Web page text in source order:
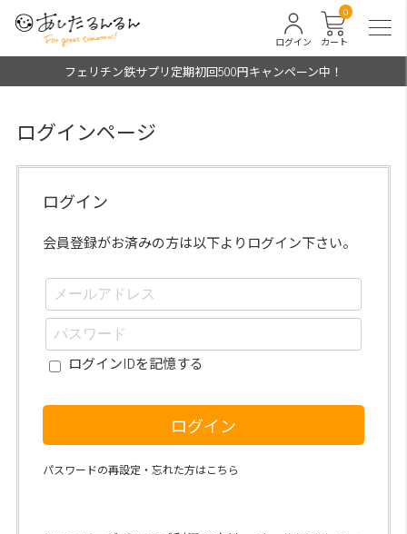
カート
0
ログイン
フェリチン鉄サプリ定期初回500円キャンペーン中！
ログインページ
ログイン
会員登録がお済みの方は以下よりログイン下さい。
ログインIDを記憶する
ログイン
パスワードの再設定・忘れた方はこちら